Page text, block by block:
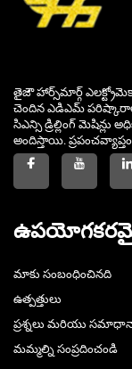
తైజౌ హార్స్‌మార్గ్
చెందిన ఎడిఎమ్
సిఎన్సి డ్రిల్లింగ్
అందిస్తాయి.
మాకు సంబంధించినది
ఉత్పత్తులు
ప్రశ్నలు మరియు
మమ్మల్ని సంప్రదించండి